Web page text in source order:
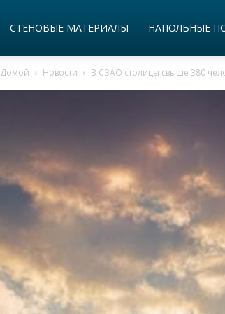
СТЕНОВЫЕ МАТЕРИАЛЫ НАПОЛЬНЫЕ
Домой Новости В СЗАО столицы свыше 380